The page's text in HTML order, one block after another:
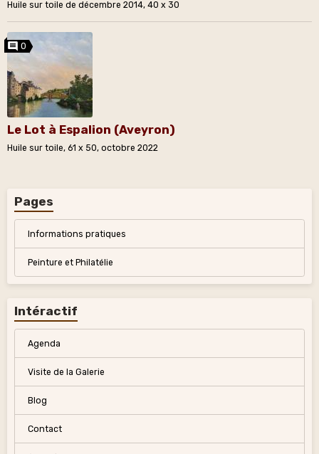
Huile sur toile de décembre 2014, 40 x 30
0
Le Lot à Espalion (Aveyron)
Huile sur toile, 61 x 50, octobre 2022
Pages
Informations pratiques
Peinture et Philatélie
Intéractif
Agenda
Visite de la Galerie
Blog
Contact